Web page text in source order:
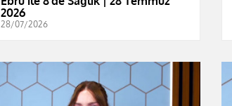
2026
28/07/2026